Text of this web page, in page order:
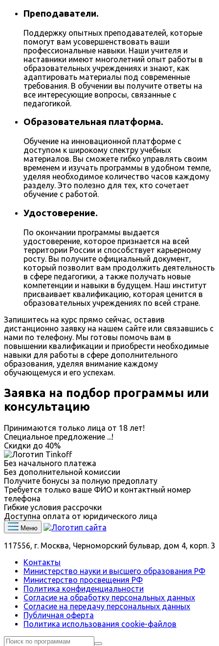
Преподаватели.
Поддержку опытных преподавателей, которые
помогут вам усовершенствовать ваши
профессиональные навыки. Наши учителя и
наставники имеют многолетний опыт работы в
образовательных учреждениях и знают, как
адаптировать материалы под современные
требования. В обучении вы получите ответы на
все интересующие вопросы, связанные с
педагогикой.
Образовательная платформа.
Обучение на инновационной платформе с
доступом к широкому спектру учебных
материалов. Вы сможете гибко управлять своим
временем и изучать программы в удобном темпе,
уделяя необходимое количество часов каждому
разделу. Это полезно для тех, кто сочетает
обучение с работой.
Удостоверение.
По окончании программы выдается
удостоверение, которое признается на всей
территории России и способствует карьерному
росту. Вы получите официальный документ,
который позволит вам продолжить деятельность
в сфере педагогики, а также получать новые
компетенции и навыки в будущем. Наш институт
присваивает квалификацию, которая ценится в
образовательных учреждениях по всей стране.
Запишитесь на курс прямо сейчас, оставив
дистанционно заявку на нашем сайте или связавшись с
нами по телефону. Мы готовы помочь вам в
повышении квалификации и приобрести необходимые
навыки для работы в сфере дополнительного
образования, уделяя внимание каждому
обучающемуся и его успехам.
Заявка на подбор программы или
консультацию
Принимаются только лица от 18 лет!
Специальное предложение ...!
Скидки до 40%
Без начального платежа
Без дополнительной комиссии
Получите бонусы за полную предоплату
Требуется только ваше ФИО и контактный номер
телефона
Гибкие условия рассрочки
Доступна оплата от юридического лица
Меню
117556, г. Москва, Черноморский бульвар, дом 4, корп. 3
Контакты
Министерство науки и высшего образования РФ
Министерство просвещения РФ
Политика конфиденциальности
Согласие на обработку персональных данных
Согласие на передачу персональных данных
Публичная оферта
Политика использования сookie-файлов